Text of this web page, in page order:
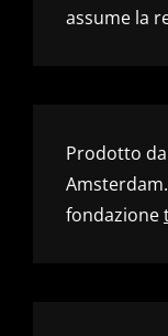
assume la
Prodotto
fondazione